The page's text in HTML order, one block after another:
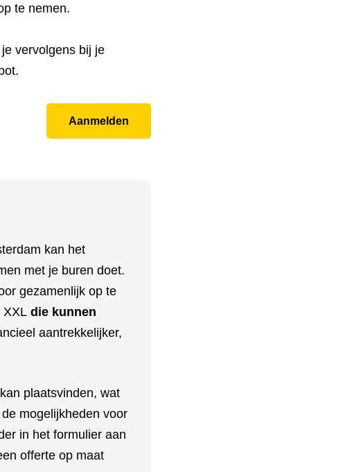
te nemen.
vervolgens bij je
Aanmelden
kan het
met je buren doet.
gezamenlijk op te
XXL die kunnen
aantrekkelijker,
plaatsvinden, wat
mogelijkheden voor
in het formulier aan
offerte op maat